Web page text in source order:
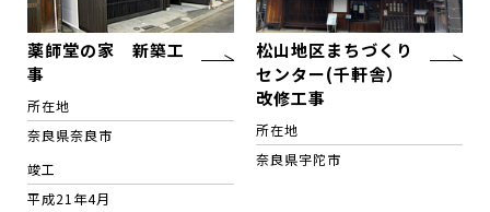
薬師堂の家 新築工
事
所在地
奈良県奈良市
竣工
平成21年4月
松山地区まちづくり
センター(千軒舎）
改修工事
所在地
奈良県宇陀市